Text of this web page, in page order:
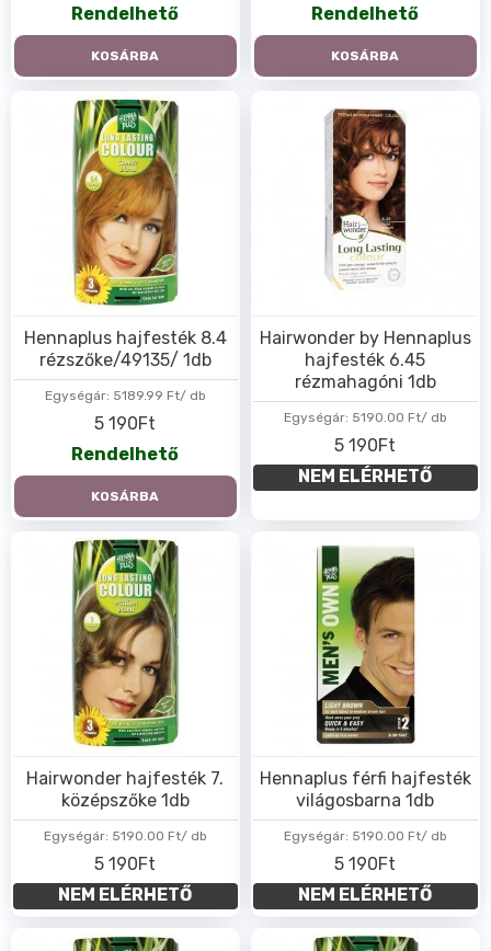
Rendelhető
KOSÁRBA
Rendelhető
KOSÁRBA
Egységár: 5189.99 Ft/ db
Hennaplus hajfesték 8.4
rézszőke/49135/ 1db
5 190Ft
Rendelhető
KOSÁRBA
Egységár: 5190.00 Ft/ db
Hairwonder by Hennaplus
hajfesték 6.45
rézmahagóni 1db
5 190Ft
NEM ELÉRHETŐ
Egységár: 5190.00 Ft/ db
Hairwonder hajfesték 7.
középszőke 1db
5 190Ft
NEM ELÉRHETŐ
Egységár: 5190.00 Ft/ db
Hennaplus férfi hajfesték
világosbarna 1db
5 190Ft
NEM ELÉRHETŐ